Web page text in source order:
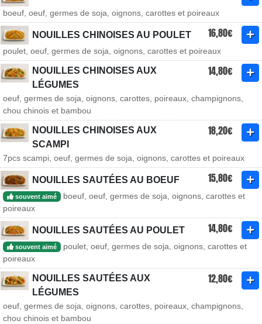
boeuf, oeuf, germes de soja, oignons, carottes et poireaux
NOUILLES CHINOISES AU POULET 16,80€
poulet, oeuf, germes de soja, oignons, carottes et poireaux
NOUILLES CHINOISES AUX
LÉGUMES
14,80€
oeuf, germes de soja, oignons, carottes, poireaux, champignons,
chou chinois et bambou
NOUILLES CHINOISES AUX
SCAMPI
18,20€
7pcs scampi, oeuf, germes de soja, oignons, carottes et poireaux
NOUILLES SAUTÉES AU BOEUF 15,80€
souvent aimé
boeuf, oeuf, germes de soja, oignons, carottes et
poireaux
NOUILLES SAUTÉES AU POULET 14,80€
souvent aimé
poulet, oeuf, germes de soja, oignons, carottes et
poireaux
NOUILLES SAUTÉES AUX
LÉGUMES
12,80€
oeuf, germes de soja, oignons, carottes, poireaux, champignons,
chou chinois et bambou